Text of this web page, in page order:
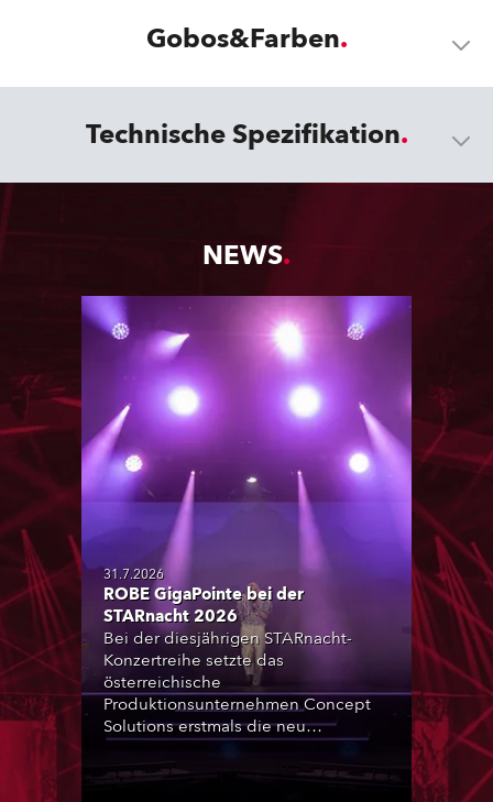
Gobos&Farben
Technische Spezifikation
NEWS
31.7.2026
ROBE GigaPointe bei der
STARnacht 2026
Bei der diesjährigen STARnacht-
Konzertreihe setzte das
österreichische
Produktionsunternehmen Concept
Solutions erstmals die neu
Moving-Lights ein. Insgesamt kamen